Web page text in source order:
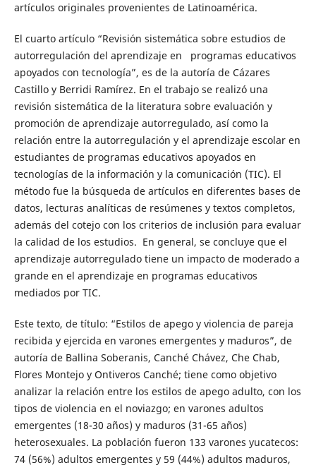
artículos originales provenientes de Latinoamérica.
El cuarto artículo “Revisión sistemática sobre estudios de
autorregulación del aprendizaje en programas educativos
apoyados con tecnología”, es de la autoría de Cázares
Castillo y Berridi Ramírez. En el trabajo se realizó una
revisión sistemática de la literatura sobre evaluación y
promoción de aprendizaje autorregulado, así como la
relación entre la autorregulación y el aprendizaje escolar en
estudiantes de programas educativos apoyados en
tecnologías de la información y la comunicación (TIC). El
método fue la búsqueda de artículos en diferentes bases de
datos, lecturas analíticas de resúmenes y textos completos,
además del cotejo con los criterios de inclusión para evaluar
la calidad de los estudios. En general, se concluye que el
aprendizaje autorregulado tiene un impacto de moderado a
grande en el aprendizaje en programas educativos
mediados por TIC.
Este texto, de título: “Estilos de apego y violencia de pareja
recibida y ejercida en varones emergentes y maduros”, de
autoría de Ballina Soberanis, Canché Chávez, Che Chab,
Flores Montejo y Ontiveros Canché; tiene como objetivo
analizar la relación entre los estilos de apego adulto, con los
tipos de violencia en el noviazgo; en varones adultos
emergentes (18-30 años) y maduros (31-65 años)
heterosexuales. La población fueron 133 varones yucatecos:
74 (56%) adultos emergentes y 59 (44%) adultos maduros,